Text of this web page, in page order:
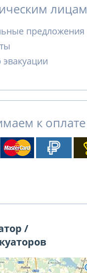
лицам
предложения
к оплате
/